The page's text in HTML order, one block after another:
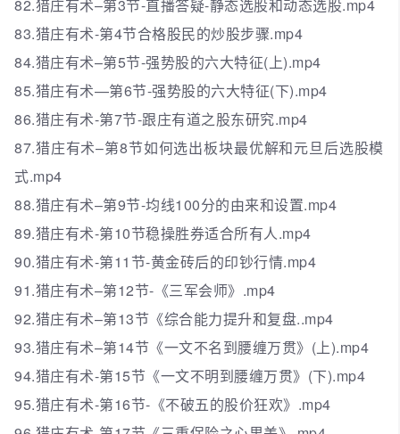
82.猎庄有术–第3节-直播答疑-静态选股和动态选股.mp4
83.猎庄有术-第4节合格股民的炒股步骤.mp4
84.猎庄有术–第5节-强势股的六大特征(上).mp4
85.猎庄有术—第6节-强势股的六大特征(下).mp4
86.猎庄有术-第7节-跟庄有道之股东研究.mp4
87.猎庄有术–第8节如何选出板块最优解和元旦后选股模
式.mp4
88.猎庄有术–第9节-均线100分的由来和设置.mp4
89.猎庄有术-第10节稳操胜券适合所有人.mp4
90.猎庄有术-第11节-黄金砖后的印钞行情.mp4
91.猎庄有术–第12节-《三军会师》.mp4
92.猎庄有术–第13节《综合能力提升和复盘..mp4
93.猎庄有术–第14节《一文不名到腰缠万贯》(上).mp4
94.猎庄有术-第15节《一文不明到腰缠万贯》(下).mp4
95.猎庄有术-第16节-《不破五的股价狂欢》.mp4